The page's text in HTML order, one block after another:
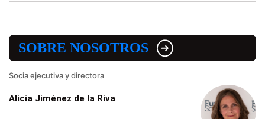
SOBRE NOSOTROS
Socia ejecutiva y directora
Alicia Jiménez de la Riva